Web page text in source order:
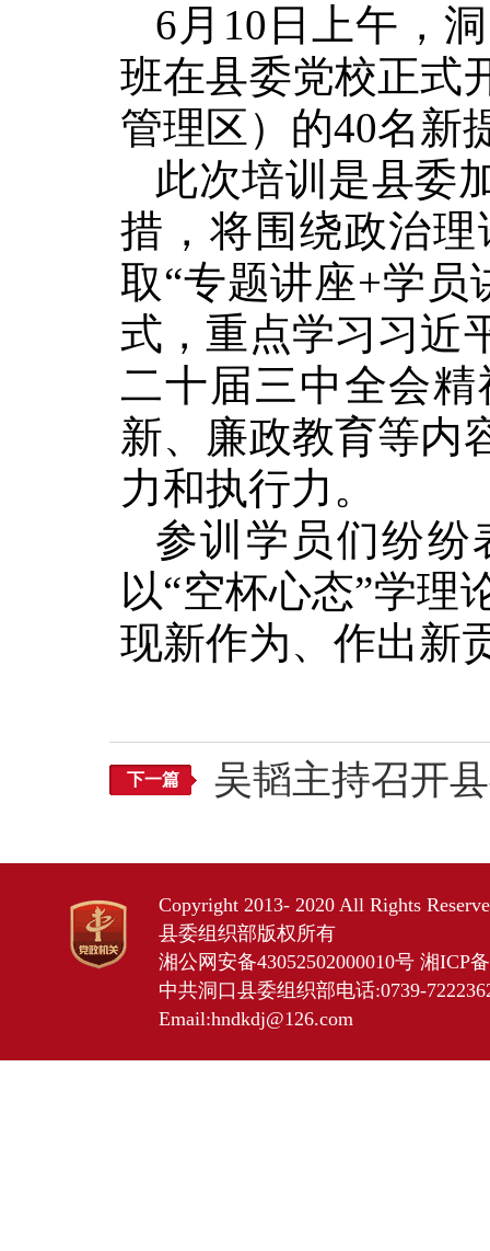
6月10日上午，
班在县委党校正式
管理区）的40名新
此次培训是县委
措，将围绕政治
取“专题讲座+学员
式，重点学习习近
二十届三中全会
新、廉政教育等内
力和执行力。
参训学员们纷纷
以“空杯心态”学理
现新作为、作出新
下一篇 吴韬主持召开
Copyright 2013- 2020 All Rights
县委组织部版权所有
湘公网安备43052502000010号 湘ICP
中共洞口县委组织部电话:0739-
Email:hndkdj@126.com